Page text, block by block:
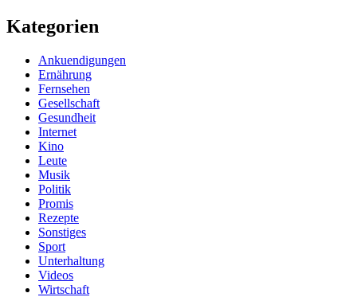
Kategorien
Ankuendigungen
Ernährung
Fernsehen
Gesellschaft
Gesundheit
Internet
Kino
Leute
Musik
Politik
Promis
Rezepte
Sonstiges
Sport
Unterhaltung
Videos
Wirtschaft